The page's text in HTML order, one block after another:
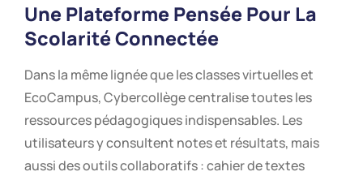
Une Plateforme Pensée Pour La
Scolarité Connectée
Dans la même lignée que les classes virtuelles et
EcoCampus, Cybercollège centralise toutes les
ressources pédagogiques indispensables. Les
utilisateurs y consultent notes et résultats, mais
aussi des outils collaboratifs : cahier de textes